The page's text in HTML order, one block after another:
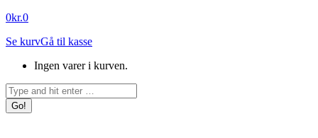
0kr.0
Se kurvGå til kasse
Ingen varer i kurven.
Search: